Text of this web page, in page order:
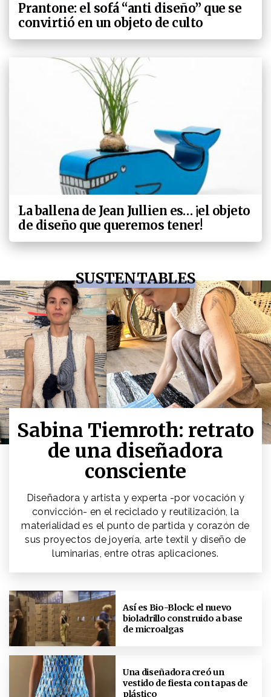
Prantone: el sofá “anti diseño” que se
convirtió en un objeto de culto
La ballena de Jean Jullien es… ¡el objeto
de diseño que queremos tener!
SUSTENTABLES
Sabina Tiemroth: retrato
de una diseñadora
consciente
Diseñadora y artista y experta -por vocación y
convicción- en el reciclado y reutilización, la
materialidad es el punto de partida y corazón de
sus proyectos de joyería, arte textil y diseño de
luminarias, entre otras aplicaciones.
Así es Bio-Block: el nuevo
bioladrillo construido a base
de microalgas
Una diseñadora creó un
vestido de fiesta con tapas de
plástico